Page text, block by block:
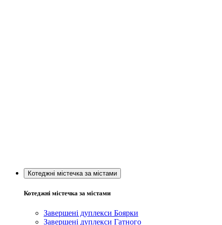
Котеджні містечка за містами
Котеджні містечка за містами
Завершені дуплекси Боярки
Завершені дуплекси Гатного